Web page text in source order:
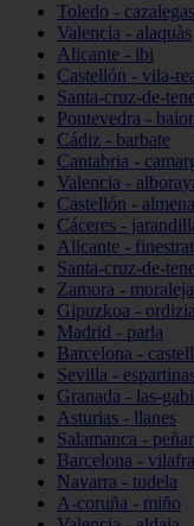
Toledo - cazalegas
Valencia - alaquàs
Alicante - ibi
Castellón - vila-
Santa-cruz-de-
Pontevedra -
Cádiz - barbate
Cantabria -
Valencia -
Castellón -
Cáceres -
Alicante - finestrat
Santa-cruz-de-
Zamora -
Gipuzkoa - ordizia
Madrid - parla
Barcelona -
Sevilla -
Granada - las-
Asturias - llanes
Salamanca -
Barcelona -
Navarra - tudela
A-coruña - miño